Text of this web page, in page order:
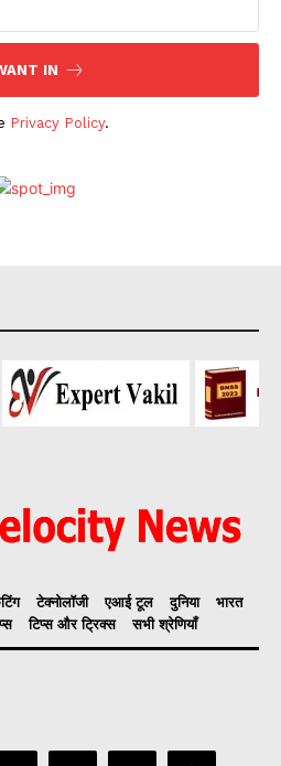
IN
Privacy Policy.
टेक्नोलॉजी एआई टूल दुनिया
भारत
टिप्स और ट्रिक्स सभी श्रेणियाँ